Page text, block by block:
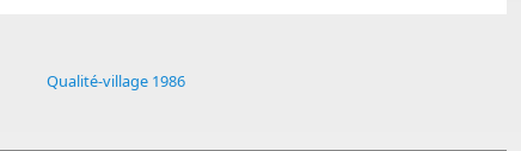
Qualité-village 1986